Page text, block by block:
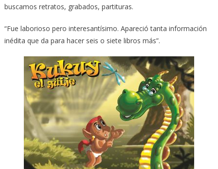
buscamos retratos, grabados, partituras.
“Fue laborioso pero interesantísimo. Apareció tanta información
inédita que da para hacer seis o siete libros más”.